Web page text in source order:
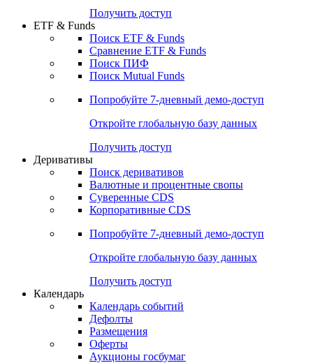
Получить доступ
ETF & Funds
Поиск ETF & Funds
Сравнение ETF & Funds
Поиск ПИФ
Поиск Mutual Funds
Попробуйте 7-дневный демо-доступ
Откройте глобальную базу данных
Получить доступ
Деривативы
Поиск деривативов
Валютные и процентные свопы
Суверенные CDS
Корпоративные CDS
Попробуйте 7-дневный демо-доступ
Откройте глобальную базу данных
Получить доступ
Календарь
Календарь событий
Дефолты
Размещения
Оферты
Аукционы госбумаг